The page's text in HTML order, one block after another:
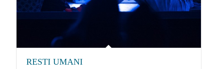
RESTI UMANI